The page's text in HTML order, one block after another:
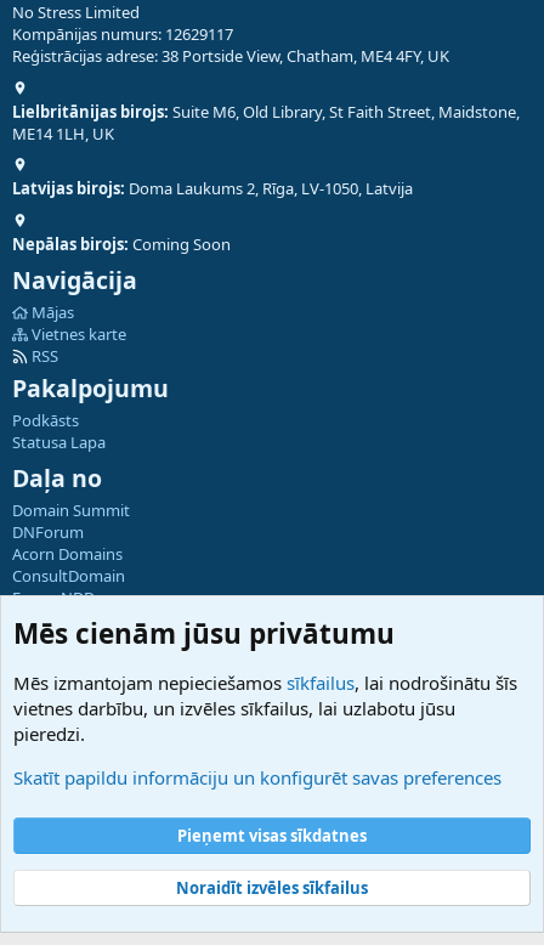
No Stress Limited
Kompānijas numurs: 12629117
Reģistrācijas adrese: 38 Portside View, Chatham, ME4 4FY, UK
Lielbritānijas birojs: Suite M6, Old Library, St Faith Street, Maidstone,
ME14 1LH, UK
Latvijas birojs: Doma Laukums 2, Rīga, LV-1050, Latvija
Nepālas birojs: Coming Soon
Navigācija
Mājas
Vietnes karte
RSS
Pakalpojumu
Podkāsts
Statusa Lapa
Daļa no
Domain Summit
DNForum
Acorn Domains
ConsultDomain
ForumNDD
Domainforum.ro
27.be
Hostmaria
Atbalsts
Palīdzība
Noteikumi un nosacījumi
Privātuma politika
Community platform by XenForo® © 2010-2025 XenForo Ltd.
Mēs cienām jūsu privātumu
Mēs izmantojam nepieciešamos sīkfailus, lai nodrošinātu šīs
vietnes darbību, un izvēles sīkfailus, lai uzlabotu jūsu
pieredzi.
Skatīt papildu informāciju un konfigurēt savas preferences
Pieņemt visas sīkdatnes
Noraidīt izvēles sīkfailus